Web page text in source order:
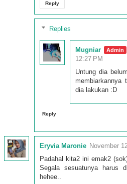
Reply
Replies
Mugniar
12:27 PM
Untung dia
membiarkannya
dia lakukan :D
Reply
Eryvia Maronie November
Padahal kita2 ini emak2
Segala sesuatunya harus
hehee..